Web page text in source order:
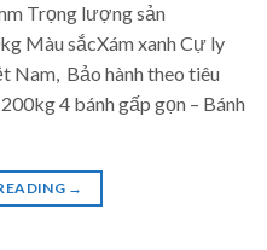
Trọng lượng sản
Màu sắcXám xanh Cự ly
Nam, Bảo hành theo tiêu
4 bánh gấp gọn – Bánh
→